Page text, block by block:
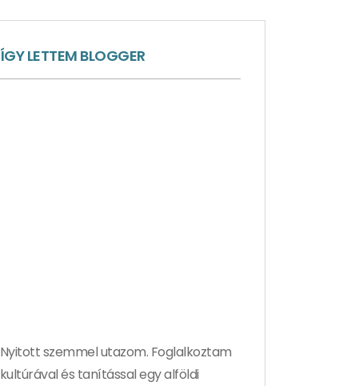
ÍGY LETTEM BLOGGER
Nyitott szemmel utazom. Foglalkoztam
kultúrával és tanítással egy alföldi